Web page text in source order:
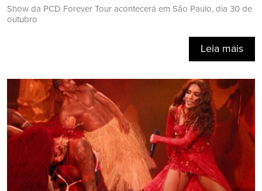
Show da PCD Forever Tour acontecerá em São Paulo, dia 30 de
outubro
Leia mais